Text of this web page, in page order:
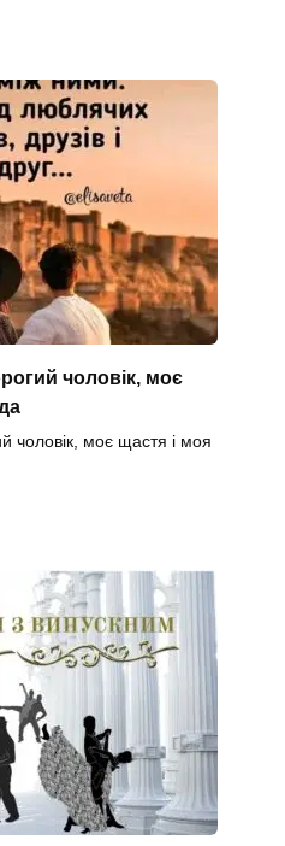
чоловік, моє
чоловік, моє щастя і моя